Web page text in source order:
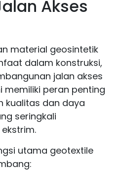
Akses
material geosintetik
dalam konstruksi,
jalan akses
memiliki peran penting
kualitas dan daya
seringkali
utama geotextile